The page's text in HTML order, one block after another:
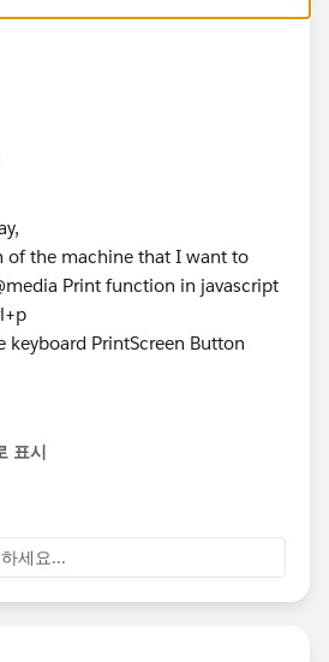
of the machine that I want to
Print function in javascript
keyboard PrintScreen Button
표시
세요...